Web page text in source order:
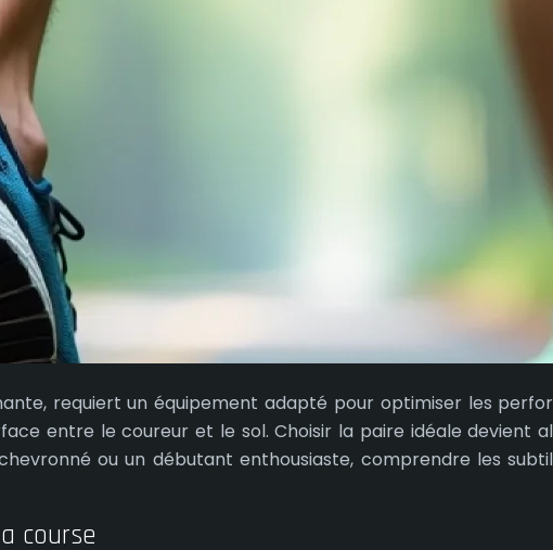
requiert un équipement adapté pour optimiser les
entre le coureur et le sol. Choisir la paire idéale devient
ou un débutant enthousiaste, comprendre les
course